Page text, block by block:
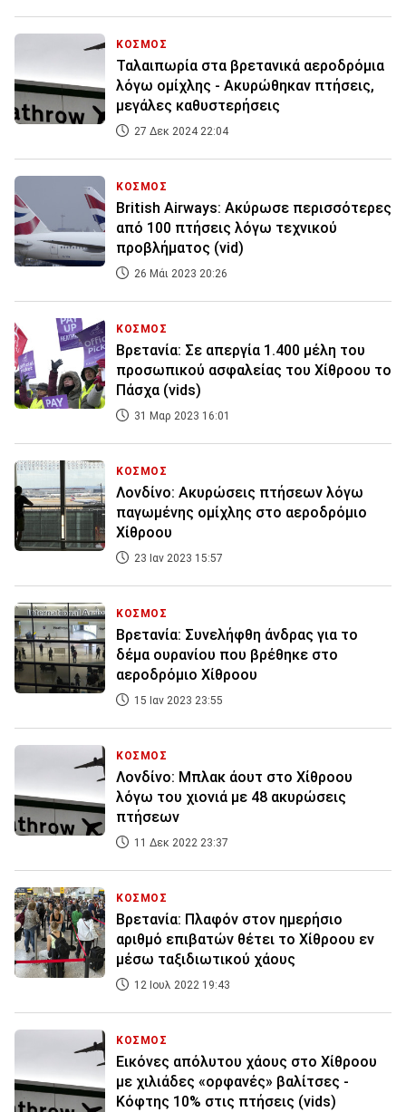
ΚΟΣΜΟΣ
Ταλαιπωρία στα βρετανικά αεροδρόμια
λόγω ομίχλης - Ακυρώθηκαν πτήσεις,
μεγάλες καθυστερήσεις
27 Δεκ 2024 22:04
ΚΟΣΜΟΣ
British Airways: Ακύρωσε περισσότερες
από 100 πτήσεις λόγω τεχνικού
προβλήματος (vid)
26 Μάι 2023 20:26
ΚΟΣΜΟΣ
Βρετανία: Σε απεργία 1.400 μέλη του
προσωπικού ασφαλείας του Χίθροου το
Πάσχα (vids)
31 Μαρ 2023 16:01
ΚΟΣΜΟΣ
Λονδίνο: Ακυρώσεις πτήσεων λόγω
παγωμένης ομίχλης στο αεροδρόμιο
Χίθροου
23 Ιαν 2023 15:57
ΚΟΣΜΟΣ
Βρετανία: Συνελήφθη άνδρας για το
δέμα ουρανίου που βρέθηκε στο
αεροδρόμιο Χίθροου
15 Ιαν 2023 23:55
ΚΟΣΜΟΣ
Λονδίνο: Μπλακ άουτ στο Χίθροου
λόγω του χιονιά με 48 ακυρώσεις
πτήσεων
11 Δεκ 2022 23:37
ΚΟΣΜΟΣ
Βρετανία: Πλαφόν στον ημερήσιο
αριθμό επιβατών θέτει το Χίθροου εν
μέσω ταξιδιωτικού χάους
12 Ιουλ 2022 19:43
ΚΟΣΜΟΣ
Εικόνες απόλυτου χάους στο Χίθροου
με χιλιάδες «ορφανές» βαλίτσες -
Κόφτης 10% στις πτήσεις (vids)